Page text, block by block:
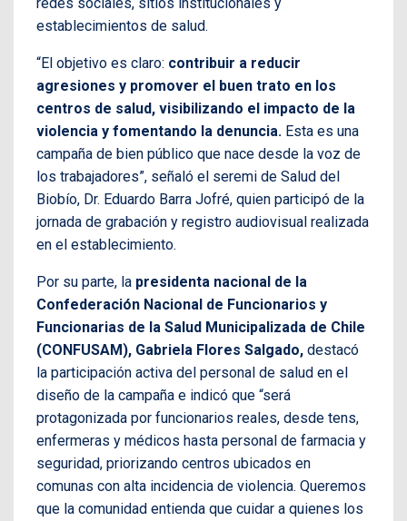
establecimientos de salud.
“El objetivo es claro: contribuir a reducir
agresiones y promover el buen trato en los
centros de salud, visibilizando el impacto de la
violencia y fomentando la denuncia. Esta es una
campaña de bien público que nace desde la voz de
los trabajadores”, señaló el seremi de Salud del
Biobío, Dr. Eduardo Barra Jofré, quien participó de la
jornada de grabación y registro audiovisual realizada
en el establecimiento.
Por su parte, la presidenta nacional de la
Confederación Nacional de Funcionarios y
Funcionarias de la Salud Municipalizada de Chile
(CONFUSAM), Gabriela Flores Salgado, destacó
la participación activa del personal de salud en el
diseño de la campaña e indicó que “será
protagonizada por funcionarios reales, desde tens,
enfermeras y médicos hasta personal de farmacia y
seguridad, priorizando centros ubicados en
comunas con alta incidencia de violencia. Queremos
que la comunidad entienda que cuidar a quienes los